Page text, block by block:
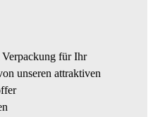
Verpackung für Ihr
unseren attraktiven